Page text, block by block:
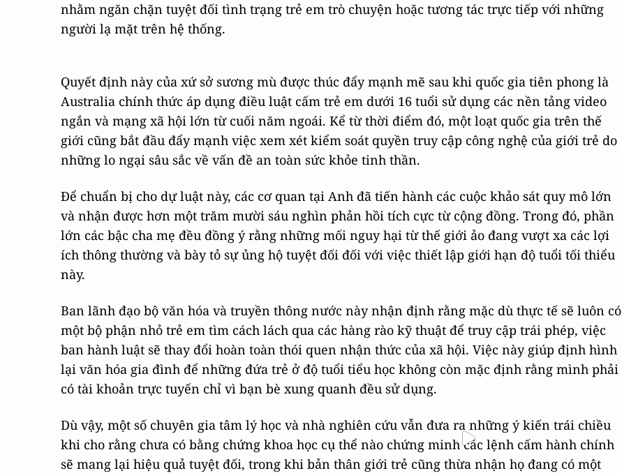
nhằm ngăn chặn tuyệt đối tình trạng trẻ em trò chuyện hoặc tương tác trực tiếp với những
người lạ mặt trên hệ thống.
Quyết định này của xứ sở sương mù được thúc đẩy mạnh mẽ sau khi quốc gia tiên phong là
Australia chính thức áp dụng điều luật cấm trẻ em dưới 16 tuổi sử dụng các nền tảng video
ngắn và mạng xã hội lớn từ cuối năm ngoái. Kể từ thời điểm đó, một loạt quốc gia trên thế
giới cũng bắt đầu đẩy mạnh việc xem xét kiểm soát quyền truy cập công nghệ của giới trẻ do
những lo ngại sâu sắc về vấn đề an toàn sức khỏe tinh thần.
Để chuẩn bị cho dự luật này, các cơ quan tại Anh đã tiến hành các cuộc khảo sát quy mô lớn
và nhận được hơn một trăm mười sáu nghìn phản hồi tích cực từ cộng đồng. Trong đó, phần
lớn các bậc cha mẹ đều đồng ý rằng những mối nguy hại từ thế giới ảo đang vượt xa các lợi
ích thông thường và bày tỏ sự ủng hộ tuyệt đối đối với việc thiết lập giới hạn độ tuổi tối thiểu
này.
Ban lãnh đạo bộ văn hóa và truyền thông nước này nhận định rằng mặc dù thực tế sẽ luôn có
một bộ phận nhỏ trẻ em tìm cách lách qua các hàng rào kỹ thuật để truy cập trái phép, việc
ban hành luật sẽ thay đổi hoàn toàn thói quen nhận thức của xã hội. Việc này giúp định hình
lại văn hóa gia đình để những đứa trẻ ở độ tuổi tiểu học không còn mặc định rằng mình phải
có tài khoản trực tuyến chỉ vì bạn bè xung quanh đều sử dụng.
Dù vậy, một số chuyên gia tâm lý học và nhà nghiên cứu vẫn đưa ra những ý kiến trái chiều
khi cho rằng chưa có bằng chứng khoa học cụ thể nào chứng minh các lệnh cấm hành chính
sẽ mang lại hiệu quả tuyệt đối, trong khi bản thân giới trẻ cũng thừa nhận họ đang có một